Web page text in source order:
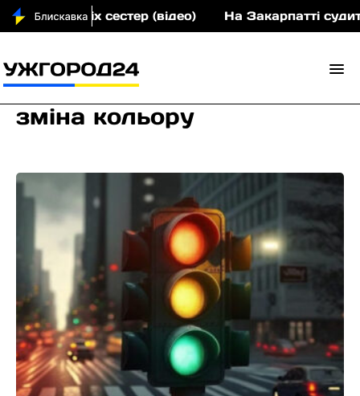
сестер (відео) На Закарпатті
зміна кольору